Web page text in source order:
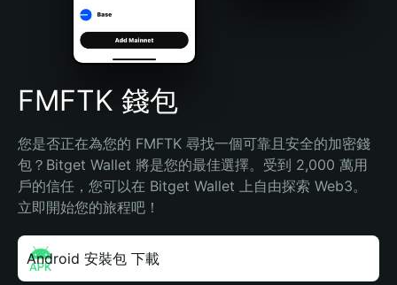
Português (Brasil)
Español (Argentina)
FMFTK 錢包
您是否正在為您的 FMFTK 尋找一個可靠且安全的加密錢
包？Bitget Wallet 將是您的最佳選擇。受到 2,000 萬用
戶的信任，您可以在 Bitget Wallet 上自由探索 Web3。
立即開始您的旅程吧！
Android 安裝包 下載